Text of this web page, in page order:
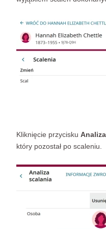
Kliknięcie przycisku
który pozostał po scaleniu.